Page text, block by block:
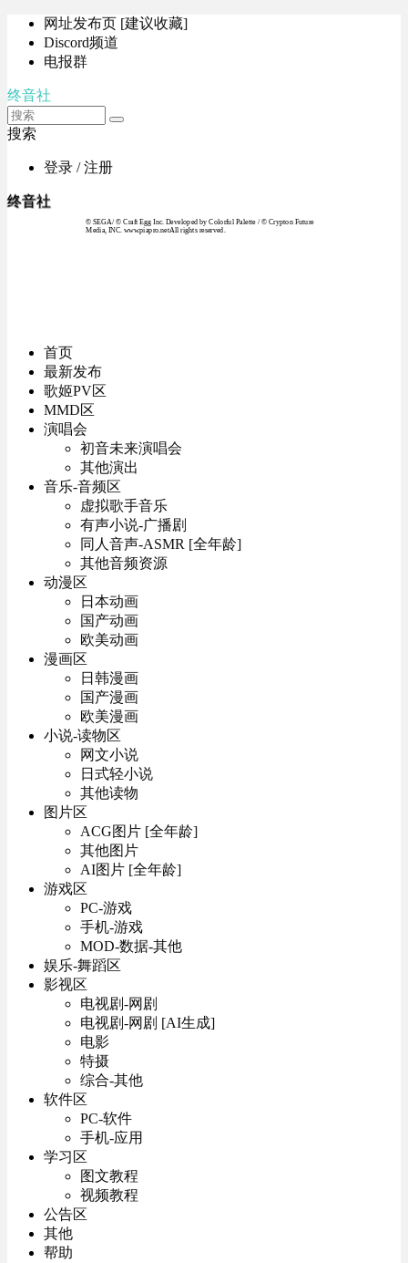
网址发布页 [建议收藏]
Discord频道
电报群
终音社
搜索
登录 / 注册
终音社
© SEGA / © Craft Egg Inc. Developed by Colorful Palette / © Crypton Future
Media, INC. www.piapro.netAll rights reserved.
首页
最新发布
歌姬PV区
MMD区
演唱会
初音未来演唱会
其他演出
音乐-音频区
虚拟歌手音乐
有声小说-广播剧
同人音声-ASMR [全年龄]
其他音频资源
动漫区
日本动画
国产动画
欧美动画
漫画区
日韩漫画
国产漫画
欧美漫画
小说-读物区
网文小说
日式轻小说
其他读物
图片区
ACG图片 [全年龄]
其他图片
AI图片 [全年龄]
游戏区
PC-游戏
手机-游戏
MOD-数据-其他
娱乐-舞蹈区
影视区
电视剧-网剧
电视剧-网剧 [AI生成]
电影
特摄
综合-其他
软件区
PC-软件
手机-应用
学习区
图文教程
视频教程
公告区
其他
帮助